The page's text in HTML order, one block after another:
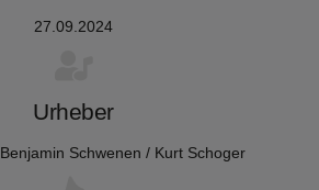
27.09.2024
Urheber
Schwenen / Kurt Schoger